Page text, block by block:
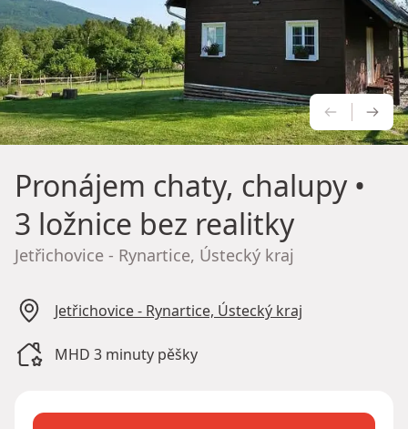
Pronájem chaty, chalupy•
3 ložnice bez realitky
Jetřichovice - Rynartice, Ústecký kraj
Jetřichovice - Rynartice, Ústecký kraj
MHD 3 minuty pěšky